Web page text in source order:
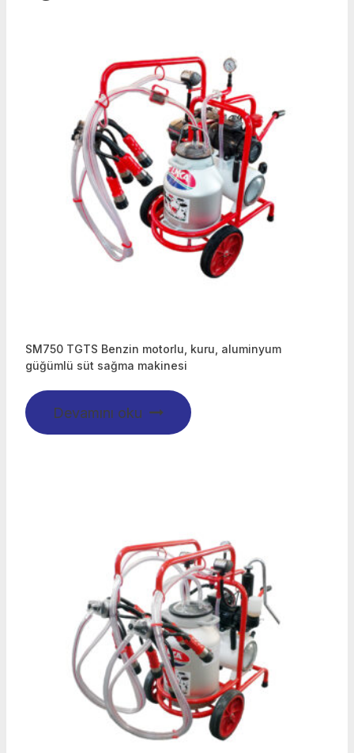
SM750 TGTS Benzin motorlu, kuru, aluminyum
güğümlü süt sağma makinesi
Devamını oku